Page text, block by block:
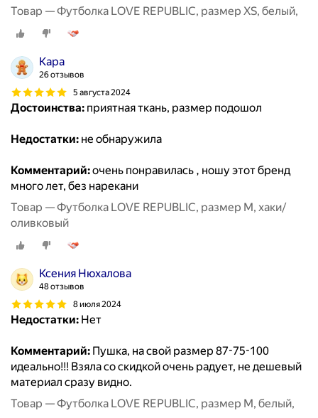
Товар — Футболка LOVE REPUBLIC, размер XS, белый,
Кара
26 отзывов
5 августа 2024
Достоинства: приятная ткань, размер подошол
Недостатки: не обнаружила
Комментарий:очень понравилась , ношу этот бренд
много лет, без нарекани
Товар — Футболка LOVE REPUBLIC, размер M, хаки/
оливковый
Ксения Нюхалова
48 отзывов
8 июля 2024
Недостатки: Нет
Комментарий: Пушка, на свой размер 87-75-100
идеально!!! Взяла со скидкой очень радует, не дешевый
материал сразу видно.
Товар — Футболка LOVE REPUBLIC, размер M, белый,